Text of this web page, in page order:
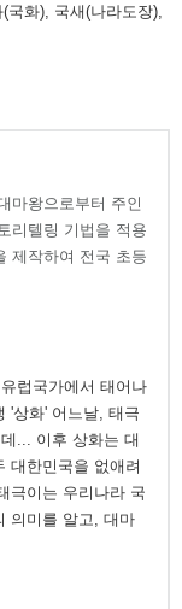
국화), 국새(나라도장),
마왕으로부터 주인
리텔링 기법을 적용
제작하여 전국 초등
럽국가에서 태어나
'상화' 어느날, 태극
... 이후 상화는 대
대한민국을 없애려
극이는 우리나라 국
의미를 알고, 대마